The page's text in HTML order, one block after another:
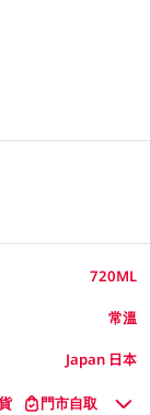
720ML
常溫
Japan 日本
門市自取